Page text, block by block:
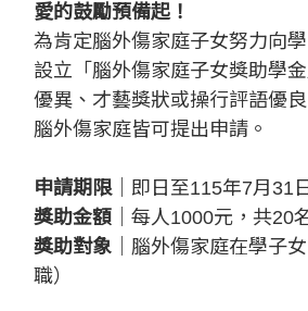
愛的鼓勵預備起！
為肯定腦外傷家庭子女努力向
設立「腦外傷家庭子女獎助學
優異、才藝獎狀或操行評語優
腦外傷家庭皆可提出申請。
申請期限｜即日至115年7月31
獎助金額 ｜每人1000元，共20
獎助對象 ｜腦外傷家庭在學子
職）